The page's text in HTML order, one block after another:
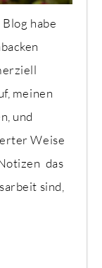
habe
meinen
und
Weise
das
sind,